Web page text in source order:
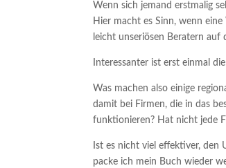
Wenn sich jemand erstmalig
Hier macht es Sinn, wenn
leicht unseriösen Beratern auf
Interessanter ist erst einmal
Was machen also einige
damit bei Firmen, die in das
funktionieren? Hat nicht jede
Ist es nicht viel effektiver, den
packe ich mein Buch wieder